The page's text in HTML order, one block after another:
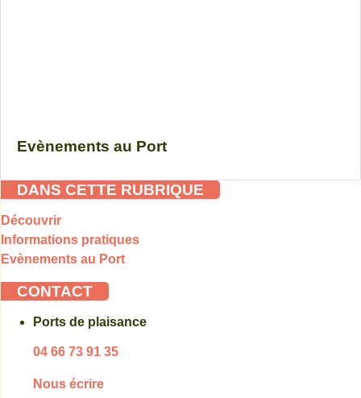
Evènements au Port
DANS CETTE RUBRIQUE
Découvrir
Informations pratiques
Evènements au Port
CONTACT
Ports de plaisance
04 66 73 91 35
Nous écrire